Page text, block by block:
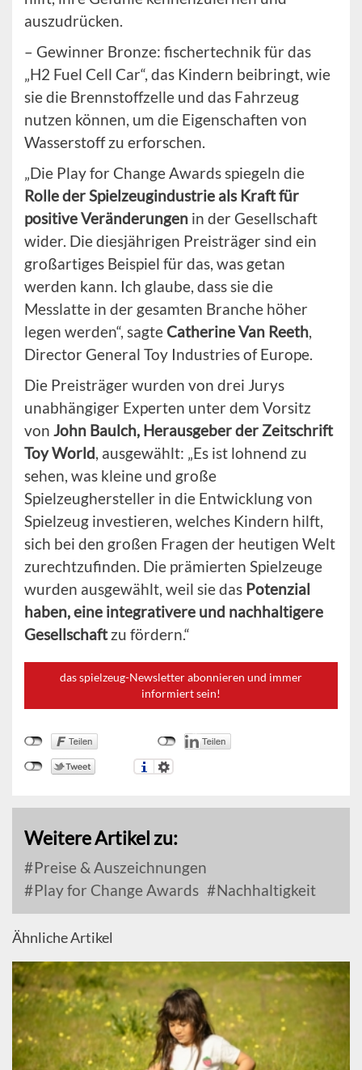
auszudrücken.
– Gewinner Bronze: fischertechnik für das
„H2 Fuel Cell Car“, das Kindern beibringt, wie
sie die Brennstoffzelle und das Fahrzeug
nutzen können, um die Eigenschaften von
Wasserstoff zu erforschen.
„Die Play for Change Awards spiegeln die
Rolle der Spielzeugindustrie als Kraft für
positive Veränderungen in der Gesellschaft
wider. Die diesjährigen Preisträger sind ein
großartiges Beispiel für das, was getan
werden kann. Ich glaube, dass sie die
Messlatte in der gesamten Branche höher
legen werden“, sagte Catherine Van Reeth,
Director General Toy Industries of Europe.
Die Preisträger wurden von drei Jurys
unabhängiger Experten unter dem Vorsitz
von John Baulch, Herausgeber der Zeitschrift
Toy World, ausgewählt: „Es ist lohnend zu
sehen, was kleine und große
Spielzeughersteller in die Entwicklung von
Spielzeug investieren, welches Kindern hilft,
sich bei den großen Fragen der heutigen Welt
zurechtzufinden. Die prämierten Spielzeuge
wurden ausgewählt, weil sie das Potenzial
haben, eine integrativere und nachhaltigere
Gesellschaftzu fördern.“
das spielzeug-Newsletter abonnieren und immer
informiert sein!
Weitere Artikel zu:
Preise & Auszeichnungen
Play for Change Awards
Nachhaltigkeit
Ähnliche Artikel